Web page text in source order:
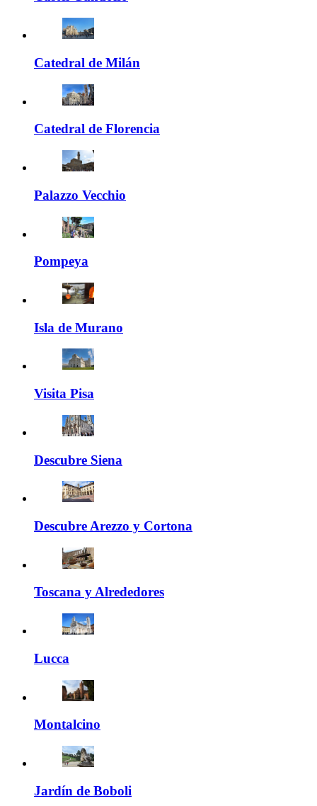
Catedral de Milán
Catedral de Florencia
Palazzo Vecchio
Pompeya
Isla de Murano
Visita Pisa
Descubre Siena
Descubre Arezzo y Cortona
Toscana y Alrededores
Lucca
Montalcino
Jardín de Boboli